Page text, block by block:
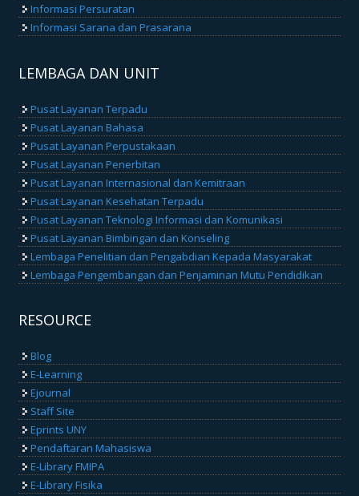
Informasi Persuratan
Informasi Sarana dan Prasarana
LEMBAGA DAN UNIT
Pusat Layanan Terpadu
Pusat Layanan Bahasa
Pusat Layanan Perpustakaan
Pusat Layanan Penerbitan
Pusat Layanan Internasional dan Kemitraan
Pusat Layanan Kesehatan Terpadu
Pusat Layanan Teknologi Informasi dan Komunikasi
Pusat Layanan Bimbingan dan Konseling
Lembaga Penelitian dan Pengabdian Kepada Masyarakat
Lembaga Pengembangan dan Penjaminan Mutu Pendidikan
RESOURCE
Blog
E-Learning
Ejournal
Staff Site
Eprints UNY
Pendaftaran Mahasiswa
E-Library FMIPA
E-Library Fisika